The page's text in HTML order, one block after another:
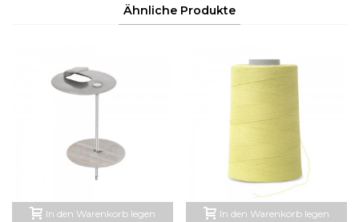
Ähnliche Produkte
In den Warenkorb legen In den Warenkorb legen